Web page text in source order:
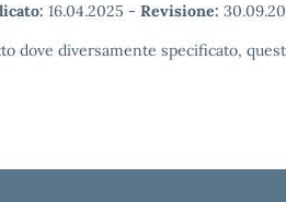
16.04.2025 - Revisione:
dove diversamente specificato,